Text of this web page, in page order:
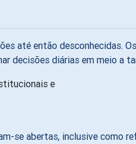
até então desconhecidas.
decisões diárias em meio a
se abertas, inclusive como